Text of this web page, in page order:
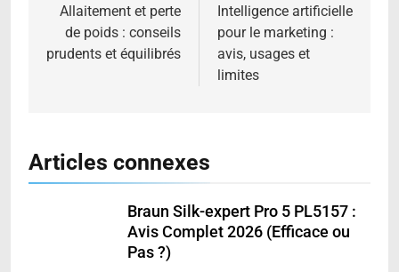
de
l’article
Allaitement et perte
de poids : conseils
prudents et équilibrés
Intelligence artificielle
pour le marketing :
avis, usages et
limites
Articles connexes
Braun Silk-expert Pro 5 PL5157 :
Avis Complet 2026 (Efficace ou
Pas ?)